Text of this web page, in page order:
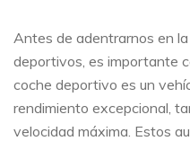
Antes de adentrarnos en
deportivos, es importante
coche deportivo es un
rendimiento excepcional,
velocidad máxima. Estos